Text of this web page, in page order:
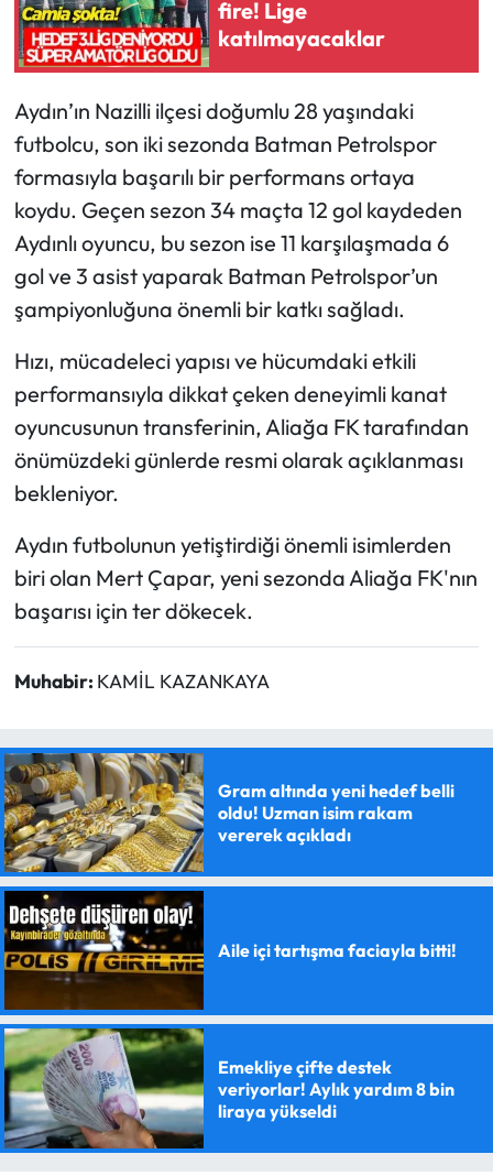
fire! Lige
katılmayacaklar
Aydın’ın Nazilli ilçesi doğumlu 28 yaşındaki
futbolcu, son iki sezonda Batman Petrolspor
formasıyla başarılı bir performans ortaya
koydu. Geçen sezon 34 maçta 12 gol kaydeden
Aydınlı oyuncu, bu sezon ise 11 karşılaşmada 6
gol ve 3 asist yaparak Batman Petrolspor’un
şampiyonluğuna önemli bir katkı sağladı.
Hızı, mücadeleci yapısı ve hücumdaki etkili
performansıyla dikkat çeken deneyimli kanat
oyuncusunun transferinin, Aliağa FK tarafından
önümüzdeki günlerde resmi olarak açıklanması
bekleniyor.
Aydın futbolunun yetiştirdiği önemli isimlerden
biri olan Mert Çapar, yeni sezonda Aliağa FK'nın
başarısı için ter dökecek.
Muhabir: KAMİL KAZANKAYA
Gram altında yeni hedef belli
oldu! Uzman isim rakam
vererek açıkladı
Aile içi tartışma faciayla bitti!
Emekliye çifte destek
veriyorlar! Aylık yardım 8 bin
liraya yükseldi